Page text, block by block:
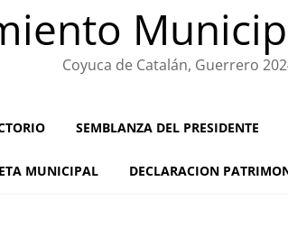
Coyuca de Catalán, Guerrero
SEMBLANZA DEL PRESIDENTE
MUNICIPAL DECLARACION